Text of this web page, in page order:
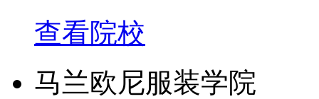
查看院校
马兰欧尼服装学院